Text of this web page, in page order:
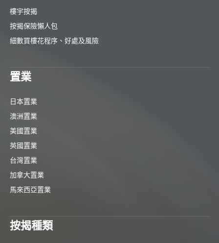
樓宇按揭
按揭保險懶人包
細數買樓花程序、好處及風險
置業
日本置業
澳洲置業
美國置業
英國置業
台灣置業
加拿大置業
馬來西亞置業
按揭種類